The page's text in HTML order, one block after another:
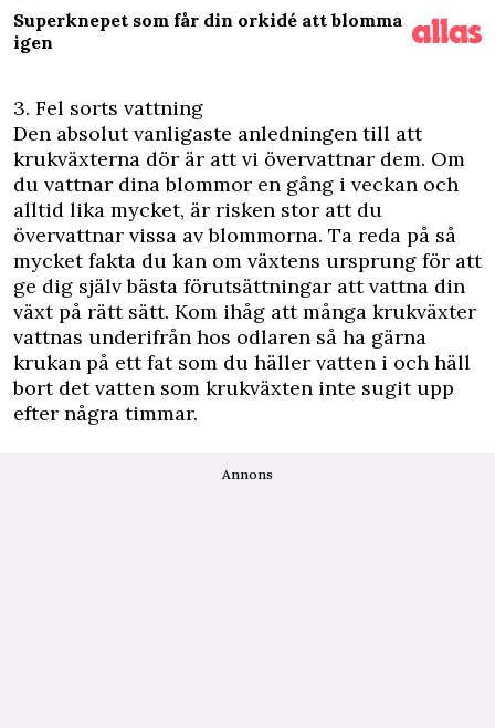
Superknepet som får din orkidé att blomma
igen
3. Fel sorts vattning
Den absolut vanligaste anledningen till att
krukväxterna dör är att vi övervattnar dem. Om
du vattnar dina blommor en gång i veckan och
alltid lika mycket, är risken stor att du
övervattnar vissa av blommorna. Ta reda på så
mycket fakta du kan om växtens ursprung för att
ge dig själv bästa förutsättningar att vattna din
växt på rätt sätt. Kom ihåg att många krukväxter
vattnas underifrån hos odlaren så ha gärna
krukan på ett fat som du häller vatten i och häll
bort det vatten som krukväxten inte sugit upp
efter några timmar.
Annons